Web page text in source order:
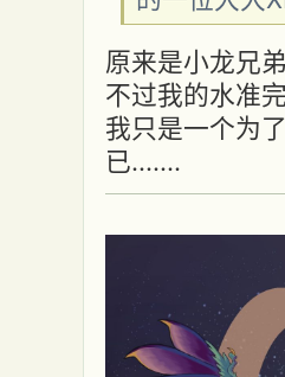
原来是小龙兄
不过我的水准
我只是一个为
已.......